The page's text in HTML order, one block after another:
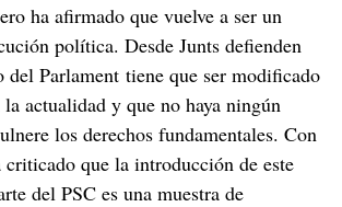
ha afirmado que vuelve a ser un
política. Desde Junts defienden
del Parlament tiene que ser modificado
la actualidad y que no haya ningún
los derechos fundamentales. Con
que la introducción de este
del PSC es una muestra de